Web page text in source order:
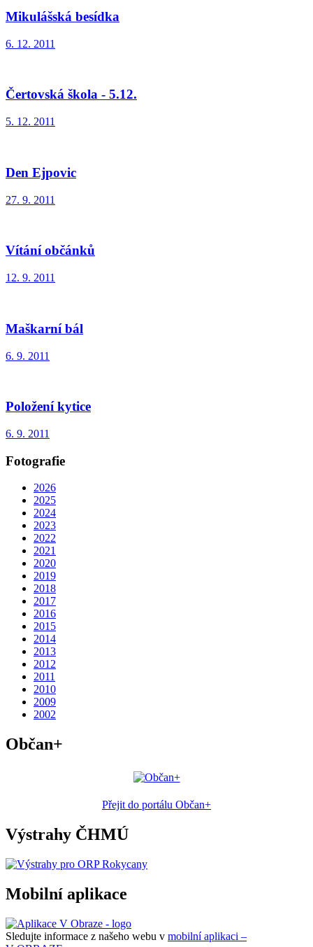
Mikulášská besídka
6. 12. 2011
Čertovská škola - 5.12.
5. 12. 2011
Den Ejpovic
27. 9. 2011
Vítání občánků
12. 9. 2011
Maškarní bál
6. 9. 2011
Položení kytice
6. 9. 2011
Fotografie
2026
2025
2024
2023
2022
2021
2020
2019
2018
2017
2016
2015
2014
2013
2012
2011
2010
2009
2002
Občan+
Přejit do portálu Občan+
Výstrahy ČHMÚ
Mobilní aplikace
Sledujte informace z našeho webu v mobilní aplikaci –